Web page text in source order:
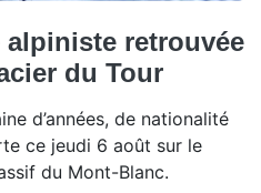
retrouvée
du Tour
d’années, de nationalité
ce jeudi 6 août sur le
du Mont-Blanc.